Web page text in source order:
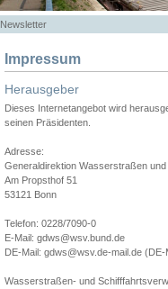
Newsletter
Impressum
Herausgeber
Dieses Internetangebot wird
seinen Präsidenten.
Adresse:
Generaldirektion Wasserstraßen
Am Propsthof 51
53121 Bonn
Telefon: 0228/7090-0
E-Mail: gdws@wsv.bund.de
DE-Mail: gdws@wsv.de-mail.de
Wasserstraßen- und